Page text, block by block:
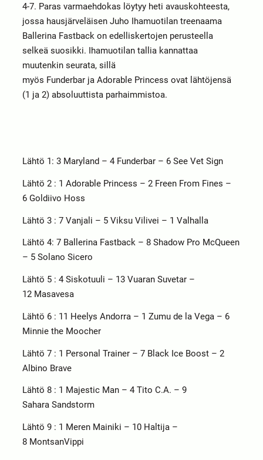
4-7. Paras varmaehdokas löytyy heti avauskohteesta,
jossa hausjärveläisen Juho Ihamuotilan treenaama
Ballerina Fastback on edelliskertojen perusteella
selkeä suosikki. Ihamuotilan tallia kannattaa
muutenkin seurata, sillä
myös Funderbar ja Adorable Princess ovat lähtöjensä
(1 ja 2) absoluuttista parhaimmistoa.
Lähtö 1​: 3 Maryland – 4 Funderbar – 6 See Vet Sign
Lähtö 2​ : 1 Adorable Princess – 2 Freen From Fines –
6 Goldiivo Hoss
Lähtö 3​ : 7 Vanjali – 5 Viksu Vilivei – 1 Valhalla
Lähtö 4​: 7 Ballerina Fastback – 8 Shadow Pro McQueen
– 5 Solano Sicero
Lähtö 5​ : 4 Siskotuuli – 13 Vuaran Suvetar –
12 Masavesa
Lähtö 6​ : 11 Heelys Andorra – 1 Zumu de la Vega – 6
Minnie the Moocher
Lähtö 7​ : 1 Personal Trainer – 7 Black Ice Boost – 2
Albino Brave
Lähtö 8​ : 1 Majestic Man – 4 Tito C.A. – 9
Sahara Sandstorm
Lähtö 9​ : 1 Meren Mainiki – 10 Haltija –
8 MontsanVippi